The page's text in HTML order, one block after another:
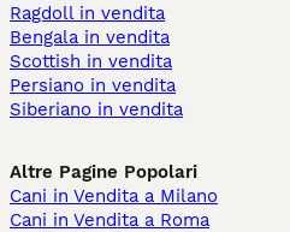
Ragdoll in vendita
Bengala in vendita
Scottish in vendita
Persiano in vendita
Siberiano in vendita
Altre Pagine Popolari
Cani in Vendita a Milano
Cani in Vendita a Roma